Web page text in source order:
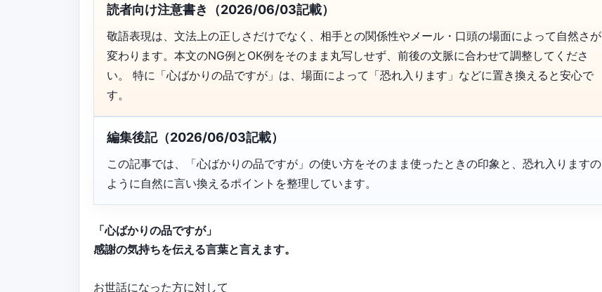
読者向け注意書き（2026/06/03記載）
敬語表現は、文法上の正しさだけでなく、相手との関係性やメール・口頭の場面によって自然さが
変わります。本文のNG例とOK例をそのまま丸写しせず、前後の文脈に合わせて調整してくださ
い。 特に「心ばかりの品ですが」は、場面によって「恐れ入ります」などに置き換えると安心で
す。
編集後記（2026/06/03記載）
この記事では、「心ばかりの品ですが」の使い方をそのまま使ったときの印象と、恐れ入りますの
ように自然に言い換えるポイントを整理しています。
「心ばかりの品ですが」
感謝の気持ちを伝える言葉と言えます。
お世話になった方に対して